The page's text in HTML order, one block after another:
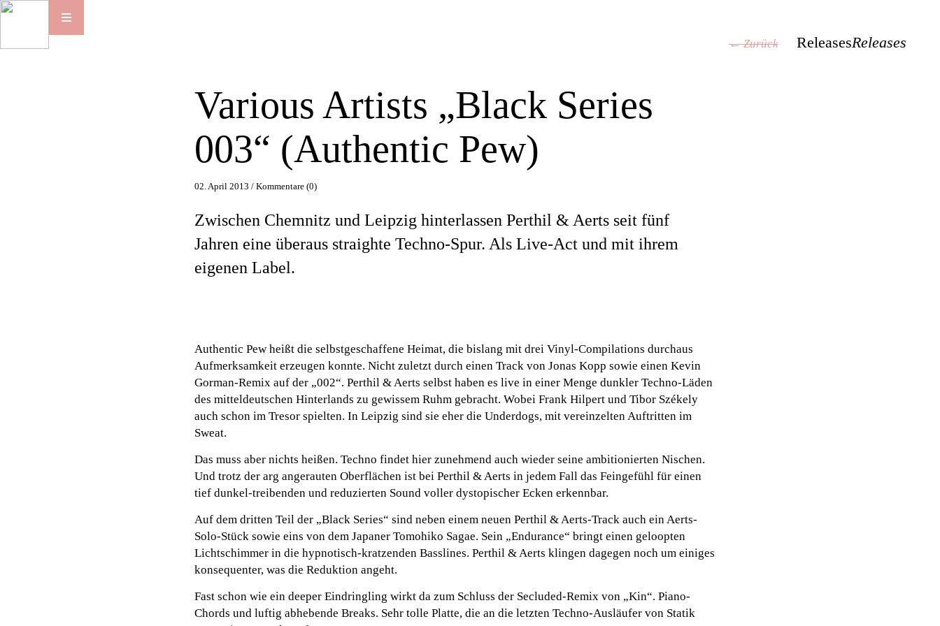
← Zurück ReleasesReleases
Various Artists „Black Series
003“ (Authentic Pew)
02. April 2013 /Kommentare (0)
Zwischen Chemnitz und Leipzig hinterlassen Perthil & Aerts seit fünf
Jahren eine überaus straighte Techno-Spur. Als Live-Act und mit ihrem
eigenen Label.
Authentic Pew heißt die selbstgeschaffene Heimat, die bislang mit drei Vinyl-Compilations durchaus
Aufmerksamkeit erzeugen konnte. Nicht zuletzt durch einen Track von Jonas Kopp sowie einen Kevin
Gorman-Remix auf der „002“. Perthil & Aerts selbst haben es live in einer Menge dunkler Techno-Läden
des mitteldeutschen Hinterlands zu gewissem Ruhm gebracht. Wobei Frank Hilpert und Tibor Székely
auch schon im Tresor spielten. In Leipzig sind sie eher die Underdogs, mit vereinzelten Auftritten im
Sweat.
Das muss aber nichts heißen. Techno findet hier zunehmend auch wieder seine ambitionierten Nischen.
Und trotz der arg angerauten Oberflächen ist bei Perthil & Aerts in jedem Fall das Feingefühl für einen
tief dunkel-treibenden und reduzierten Sound voller dystopischer Ecken erkennbar.
Auf dem dritten Teil der „Black Series“ sind neben einem neuen Perthil & Aerts-Track auch ein Aerts-
Solo-Stück sowie eins von dem Japaner Tomohiko Sagae. Sein „Endurance“ bringt einen geloopten
Lichtschimmer in die hypnotisch-kratzenden Basslines. Perthil & Aerts klingen dagegen noch um einiges
konsequenter, was die Reduktion angeht.
Fast schon wie ein deeper Eindringling wirkt da zum Schluss der Secluded-Remix von „Kin“. Piano-
Chords und luftig abhebende Breaks. Sehr tolle Platte, die an die letzten Techno-Ausläufer von Statik